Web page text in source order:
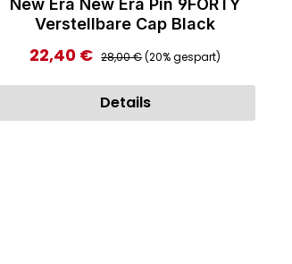
New Era New Era Pin 9FORTY
Verstellbare Cap Black
Verkaufspreis:
22,40 € Regulärer Preis:
28,00 €(20% gespart)
Details